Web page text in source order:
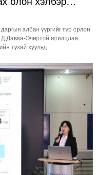
албан үүргийг түр орлон
Д.Даваа-Очиртой ярилцлаа.
тухай хуульд